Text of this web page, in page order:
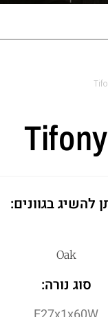
Tifony
להשיג בגוונים:
Oak
סוג נורה: